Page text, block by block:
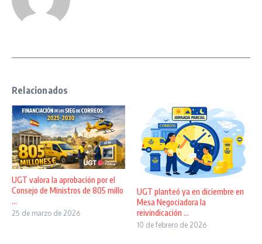
Relacionados
UGT valora la aprobación por el
Consejo de Ministros de 805 millo
...
25 de marzo de 2026
UGT planteó ya en diciembre en
Mesa Negociadora la
reivindicación ...
10 de febrero de 2026